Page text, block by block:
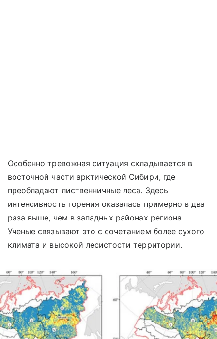
Особенно тревожная ситуация складывается в
восточной части арктической Сибири, где
преобладают лиственничные леса. Здесь
интенсивность горения оказалась примерно в два
раза выше, чем в западных районах региона.
Ученые связывают это с сочетанием более сухого
климата и высокой лесистости территории.